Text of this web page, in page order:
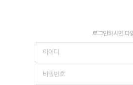
로그인하시면 다